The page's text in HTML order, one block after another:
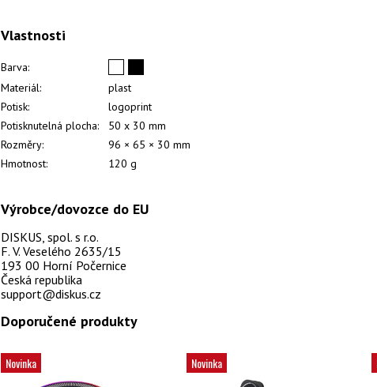
Vlastnosti
Barva:
Materiál:
plast
Potisk:
logoprint
Potisknutelná plocha:
50 x 30 mm
Rozměry:
96 × 65 × 30 mm
Hmotnost:
120 g
Výrobce/dovozce do EU
DISKUS, spol. s r.o.
F. V. Veselého 2635/15
193 00 Horní Počernice
Česká republika
support@diskus.cz
Doporučené produkty
Novinka Novinka